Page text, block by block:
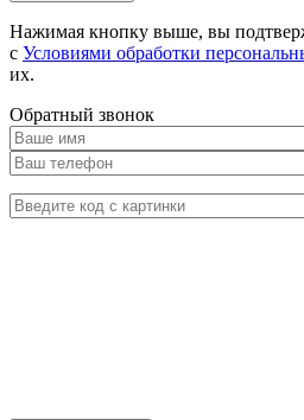
Нажимая кнопку выше, вы
с Условиями обработки
их.
Обратный звонок